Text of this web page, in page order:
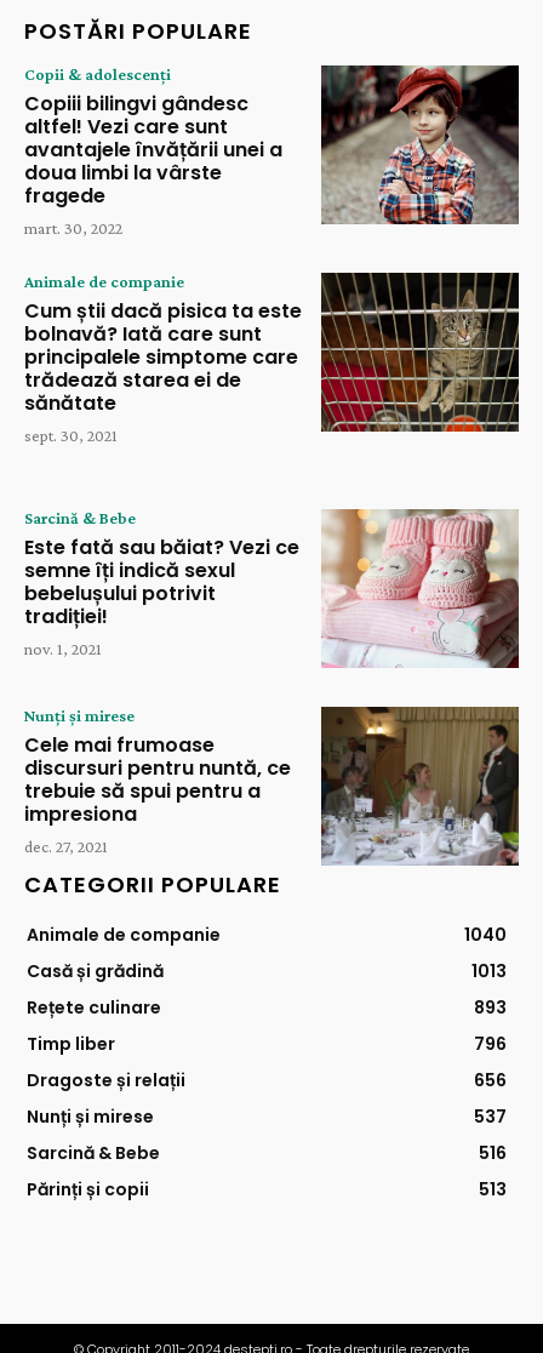
POSTĂRI POPULARE
Copii & adolescenți
Copiii bilingvi gândesc
altfel! Vezi care sunt
avantajele învățării unei a
doua limbi la vârste
fragede
mart. 30, 2022
Animale de companie
Cum știi dacă pisica ta este
bolnavă? Iată care sunt
principalele simptome care
trădează starea ei de
sănătate
sept. 30, 2021
Sarcină & Bebe
Este fată sau băiat? Vezi ce
semne îți indică sexul
bebelușului potrivit
tradiției!
nov. 1, 2021
Nunți și mirese
Cele mai frumoase
discursuri pentru nuntă, ce
trebuie să spui pentru a
impresiona
dec. 27, 2021
CATEGORII POPULARE
Animale de companie
1040
Casă și grădină
1013
Rețete culinare
893
Timp liber
796
Dragoste și relații
656
Nunți și mirese
537
Sarcină & Bebe
516
Părinți și copii
513
© Copyright 2011-2024 destepti.ro - Toate drepturile rezervate